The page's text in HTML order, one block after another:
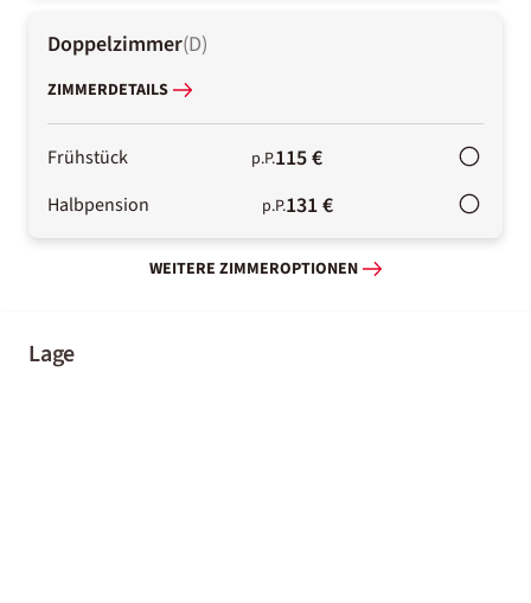
Doppelzimmer(D)
ZIMMERDETAILS
Frühstück p.P.115 €
Halbpension p.P.131 €
WEITERE ZIMMEROPTIONEN
Lage